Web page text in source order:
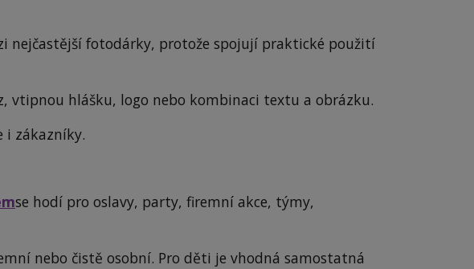
nejčastější fotodárky, protože spojují praktické použití
vtipnou hlášku, logo nebo kombinaci textu a obrázku.
i zákazníky.
se hodí pro oslavy, party, firemní akce, týmy,
nebo čistě osobní. Pro děti je vhodná samostatná